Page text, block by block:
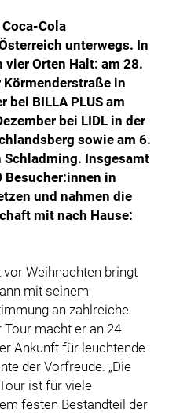
Cola
unterwegs. In
vier Orten Halt: am 28.
Körmenderstraße in
bei BILLA PLUS am
bei LIDL in der
sowie am 6.
Schladming. Insgesamt
Besucher:innen in
und nahmen die
mit nach Hause:
Weihnachten bringt
mit seinem
an zahlreiche
macht er an 24
Ankunft für leuchtende
der Vorfreude. „Die
ist für viele
festen Bestandteil der